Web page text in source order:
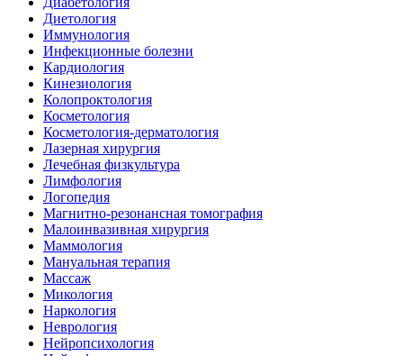
Диетология
Иммунология
Инфекционные болезни
Кардиология
Кинезиология
Колопроктология
Косметология
Косметология-дерматология
Лазерная хирургия
Лечебная физкультура
Лимфология
Логопедия
Магнитно-резонансная томография
Малоинвазивная хирургия
Маммология
Мануальная терапия
Массаж
Микология
Наркология
Неврология
Нейропсихология